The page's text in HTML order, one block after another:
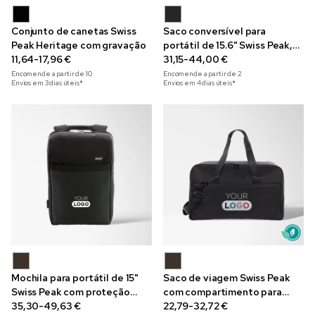
Conjunto de canetas Swiss
Peak Heritage com gravação
11,64-17,96 €
Encomende a partir de 10
Envios em 3 dias úteis*
Saco conversível para
portátil de 15.6" Swiss Peak,
RFID
31,15-44,00 €
Encomende a partir de 2
Envios em 4 dias úteis*
Mochila para portátil de 15"
Swiss Peak com proteção
RFID e entrada USB
35,30-49,63 €
Saco de viagem Swiss Peak
com compartimento para
portátil de 15.6" em material
22,79-32,72 €